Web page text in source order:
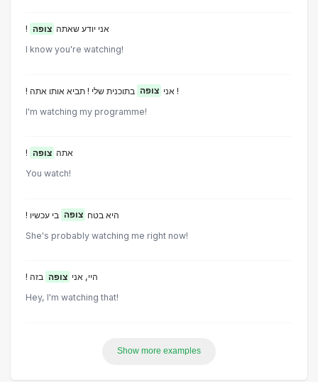
! אני יודע שאתה צופה
I know you're watching!
! אני צופה
בתוכנית שלי ! תביא אותו אתה !
I'm watching my programme!
! אתה צופה
You watch!
! היא בטח צופה בי עכשיו
She's probably watching me right now!
! היי, אני צופה בזה
Hey, I'm watching that!
Show more examples